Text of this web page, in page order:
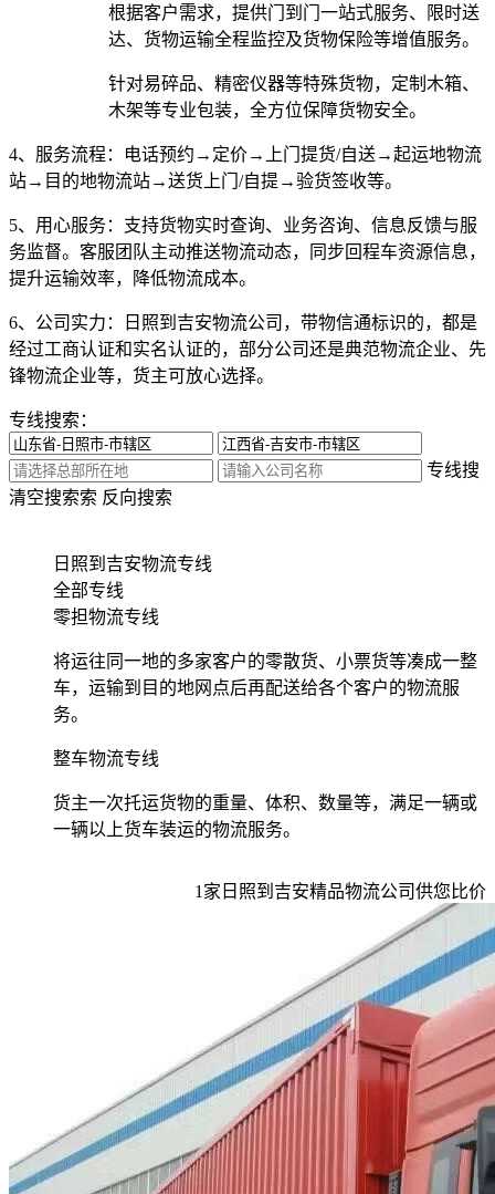
根据客户需求，提供门到门一站式服务、限时送
达、货物运输全程监控及货物保险等增值服务。
针对易碎品、精密仪器等特殊货物，定制木箱、
木架等专业包装，全方位保障货物安全。
4、服务流程：
电话预约→定价→上门提货/自送→起运地物流
站→目的地物流站→送货上门/自提→验货签收等。
5、用心服务： 支持货物实时查询、业务咨询、信息反馈与服
务监督。客服团队主动推送物流动态，同步回程车资源信息，
提升运输效率，降低物流成本。
6、公司实力：
日照到吉安物流公司，带物信通标识的，都是
经过工商认证和实名认证的，部分公司还是典范物流企业、先
锋物流企业等，货主可放心选择。
专线搜索：
专线搜
索 反向搜索
清空搜索
日照到吉安物流专线
全部专线
零担物流专线
将运往同一地的多家客户的零散货、小票货等凑成一整
车，运输到目的地网点后再配送给各个客户的物流服
务。
整车物流专线
货主一次托运货物的重量、体积、数量等，满足一辆或
一辆以上货车装运的物流服务。
1 家 日照到吉安精品物流公司供您比价